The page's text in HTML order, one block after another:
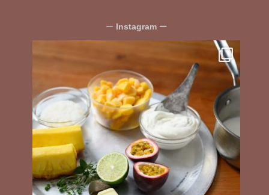
ー Instagram ー